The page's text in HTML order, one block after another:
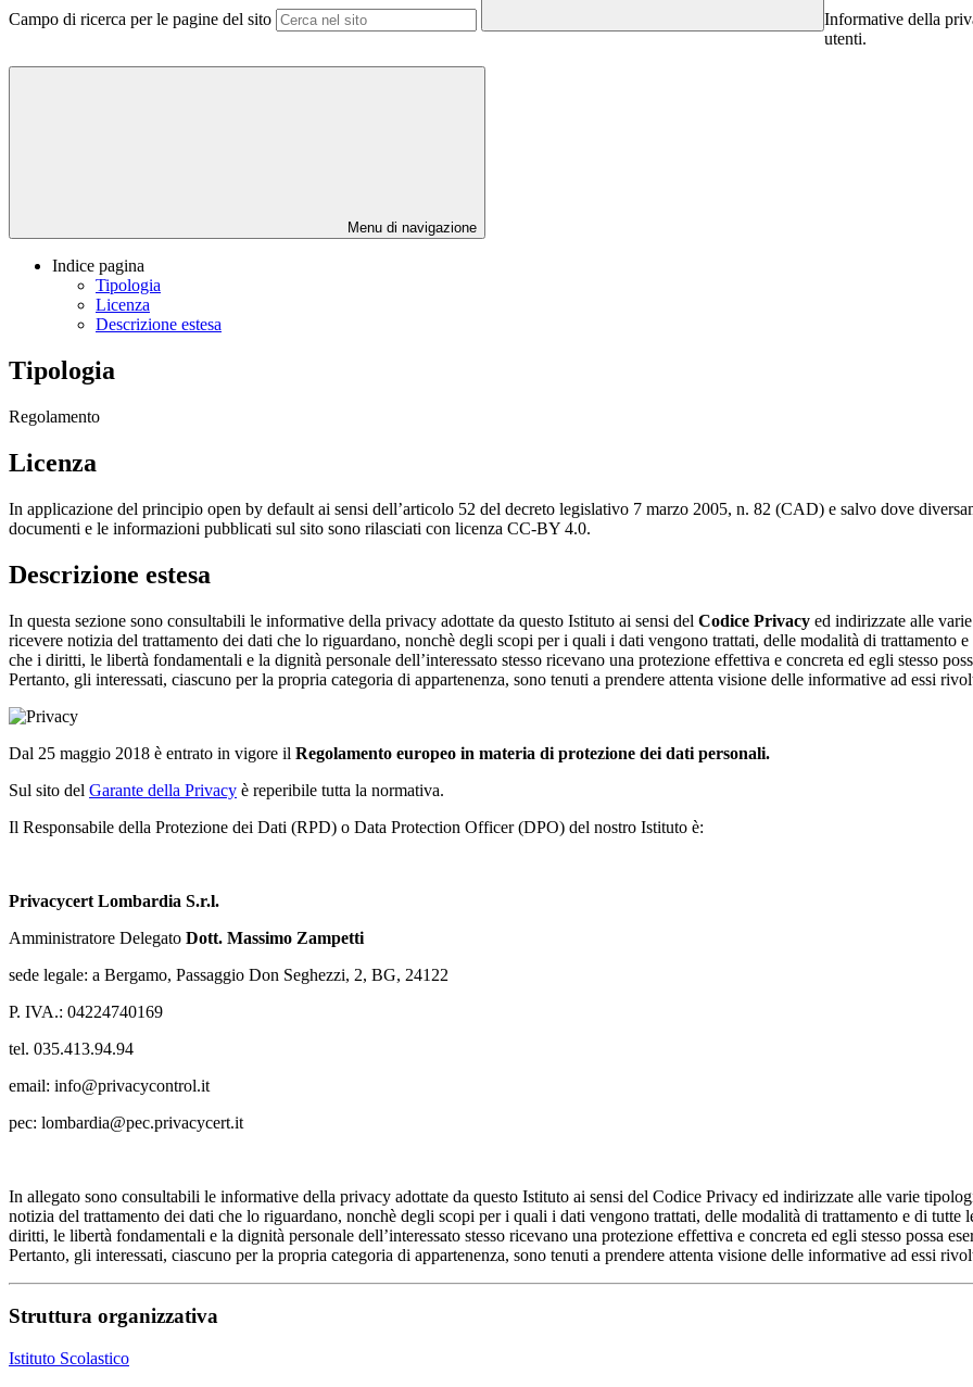
Campo di ricerca per le pagine del sito
Informative della
utenti.
Menu di navigazione
Indice pagina
Tipologia
Licenza
Descrizione estesa
Tipologia
Regolamento
Licenza
In applicazione del principio open by default ai sensi dell’articolo 52 del decreto legislativo 7 marzo 2005, n. 82 (CAD) e salvo dove
documenti e le informazioni pubblicati sul sito sono rilasciati con licenza CC-BY 4.0.
Descrizione estesa
In questa sezione sono consultabili le informative della privacy adottate da questo Istituto ai sensi del Codice Privacy ed indirizzate alle
ricevere notizia del trattamento dei dati che lo riguardano, nonchè degli scopi per i quali i dati vengono trattati, delle modalità di trattamento
che i diritti, le libertà fondamentali e la dignità personale dell’interessato stesso ricevano una protezione effettiva e concreta ed egli stesso
Pertanto, gli interessati, ciascuno per la propria categoria di appartenenza, sono tenuti a prendere attenta visione delle informative ad essi
Dal 25 maggio 2018 è entrato in vigore il Regolamento europeo in materia di protezione dei dati personali.
Sul sito del Garante della Privacy è reperibile tutta la normativa.
Il Responsabile della Protezione dei Dati (RPD) o Data Protection Officer (DPO) del nostro Istituto è:
Privacycert Lombardia S.r.l.
Amministratore Delegato Dott. Massimo Zampetti
sede legale: a Bergamo, Passaggio Don Seghezzi, 2, BG, 24122
P. IVA.: 04224740169
tel. 035.413.94.94
email: info@privacycontrol.it
pec: lombardia@pec.privacycert.it
In allegato sono consultabili le informative della privacy adottate da questo Istituto ai sensi del Codice Privacy ed indirizzate alle varie
notizia del trattamento dei dati che lo riguardano, nonchè degli scopi per i quali i dati vengono trattati, delle modalità di trattamento e di
diritti, le libertà fondamentali e la dignità personale dell’interessato stesso ricevano una protezione effettiva e concreta ed egli stesso possa
Pertanto, gli interessati, ciascuno per la propria categoria di appartenenza, sono tenuti a prendere attenta visione delle informative ad essi
Struttura organizzativa
Istituto Scolastico